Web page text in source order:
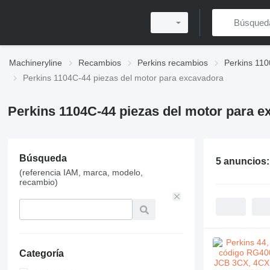
Machineryline Recambios Perkins recambios Perkins
Perkins 1104C-44 piezas del motor para excavadora
Perkins 1104C-44 piezas del motor para
Búsqueda
(referencia IAM, marca, modelo,
recambio)
Categoría
5 anuncios: